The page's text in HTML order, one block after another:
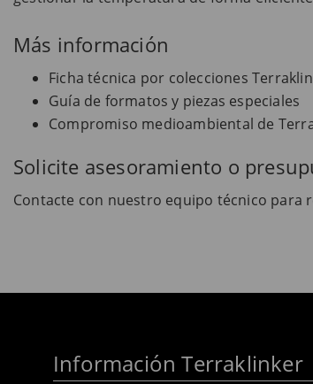
Más información
Ficha técnica por colecciones
Guía de formatos y piezas especiales
Compromiso medioambiental de
Solicite asesoramiento o
Contacte con nuestro equipo técnico para
Información Terraklinker